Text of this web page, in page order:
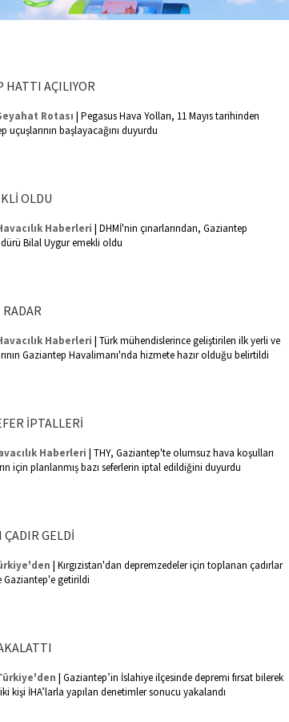
HATTI AÇILIYOR
Rotası | Pegasus Hava Yolları, 11 Mayıs tarihinden
uçuşlarının başlayacağını duyurdu
OLDU
Haberleri | DHMİ'nin çınarlarından, Gaziantep
Bilal Uygur emekli oldu
RADAR
Haberleri | Türk mühendislerince geliştirilen ilk yerli ve
Gaziantep Havalimanı'nda hizmete hazır olduğu belirtildi
İPTALLERİ
Haberleri | THY, Gaziantep'te olumsuz hava koşulları
için planlanmış bazı seferlerin iptal edildiğini duyurdu
GELDİ
| Kırgızistan'dan depremzedeler için toplanan çadırlar
Gaziantep'e getirildi
| Gaziantep’in İslahiye ilçesinde depremi fırsat bilerek
iki kişi İHA’larla yapılan denetimler sonucu yakalandı